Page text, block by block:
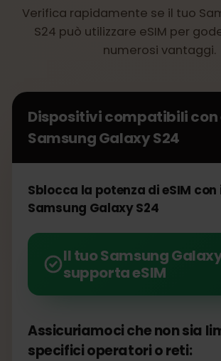
Verifica rapidamente se il tuo
S24 può utilizzare eSIM per
numerosi vantaggi.
Dispositivi compatibili con
Samsung Galaxy S24
Sblocca la potenza di eSIM
Samsung Galaxy S24
Il tuo Samsung
supporta eSIM
Assicuriamoci che non sia
specifici operatori o reti: